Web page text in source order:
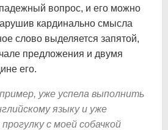
вопрос, и его можно
кардинально смысла
слово выделяется запятой,
предложения и двумя
его.
уже успела выполнить
языку и уже
с моей собачкой